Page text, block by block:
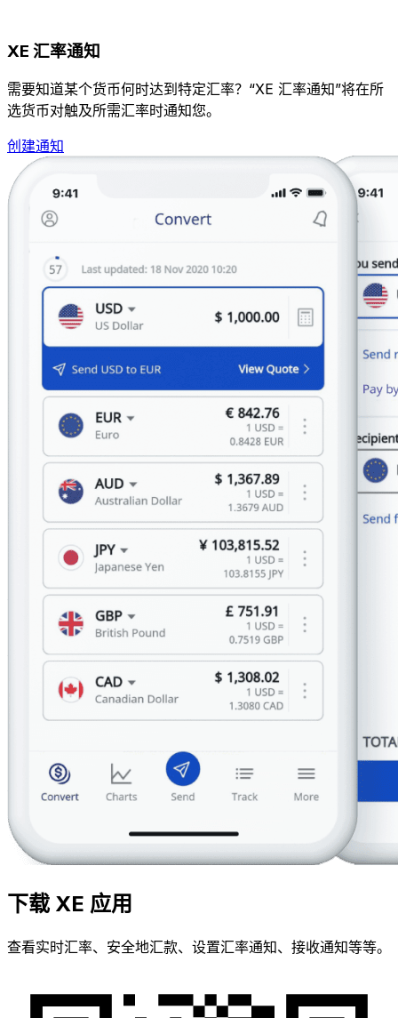
XE 汇率通知
需要知道某个货币何时达到特定汇率？“XE 汇率通知”将在所
选货币对触及所需汇率时通知您。
创建通知
下载 XE 应用
查看实时汇率、安全地汇款、设置汇率通知、接收通知等等。